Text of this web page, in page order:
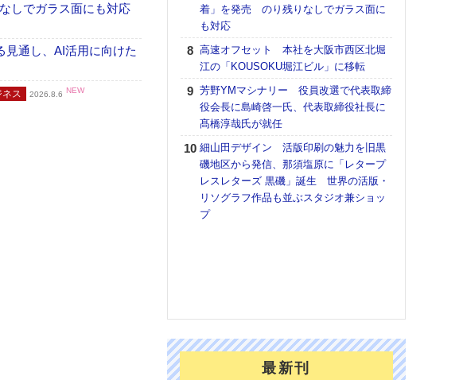
しでガラス面にも対応
通し、AI活用に向けた
ネス 2026.8.6 NEW
着」を発売 のり残りなしでガラス面に
も対応
高速オフセット 本社を大阪市西区北堀
江の「KOUSOKU堀江ビル」に移転
芳野YMマシナリー 役員改選で代表取締
役会長に島崎啓一氏、代表取締役社長に
髙橋淳哉氏が就任
細山田デザイン 活版印刷の魅力を旧黒
磯地区から発信、那須塩原に「レタープ
レスレターズ 黒磯」誕生 世界の活版・
リソグラフ作品も並ぶスタジオ兼ショッ
プ
最新刊